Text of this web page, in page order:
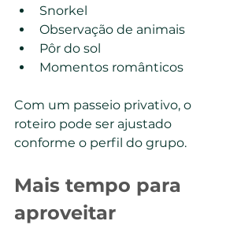
Snorkel
Observação de animais
Pôr do sol
Momentos românticos
Com um passeio privativo, o
roteiro pode ser ajustado
conforme o perfil do grupo.
Mais tempo para
aproveitar